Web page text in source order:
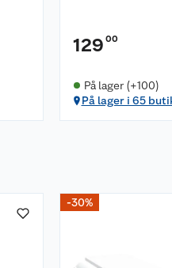
129 00
På lager (+100)
På lager i 65
-30%